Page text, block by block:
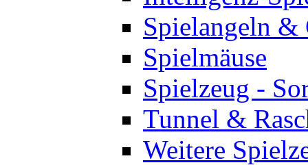
Spielangeln &
Spielmäuse
Spielzeug -
Tunnel &
Weitere